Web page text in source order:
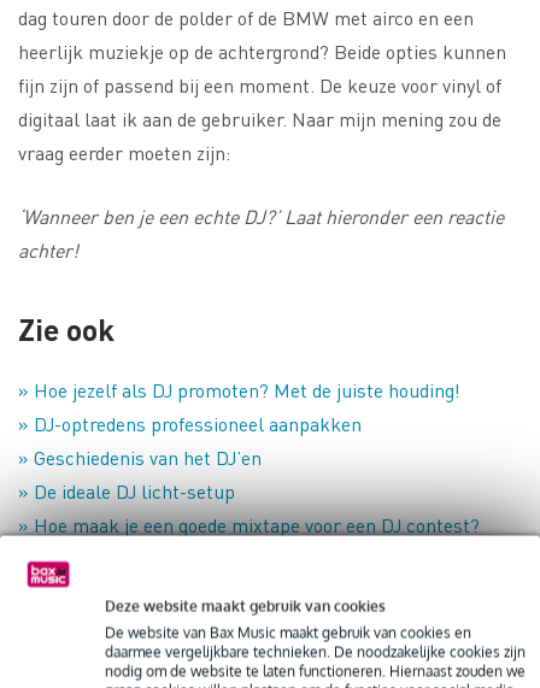
Deze website maakt gebruik van cookies
De website van Bax Music maakt gebruik van cookies en
daarmee vergelijkbare technieken. De noodzakelijke cookies zijn
nodig om de website te laten functioneren. Hiernaast zouden we
dag touren door de polder of de BMW met airco en een
heerlijk muziekje op de achtergrond? Beide opties kunnen
fijn zijn of passend bij een moment. De keuze voor vinyl of
digitaal laat ik aan de gebruiker. Naar mijn mening zou de
vraag eerder moeten zijn:
‘Wanneer ben je een echte DJ?’ Laat hieronder een reactie
achter!
Zie ook
» Hoe jezelf als DJ promoten? Met de juiste houding!
» DJ-optredens professioneel aanpakken
» Geschiedenis van het DJ’en
» De ideale DJ licht-setup
» Hoe maak je een goede mixtape voor een DJ contest?
» Gratis optreden als DJ… doen of afwijzen?
» DJ’en met Spotify – Hoe, en mag het wel?
» Van DJ naar producer: wat is het verschil?